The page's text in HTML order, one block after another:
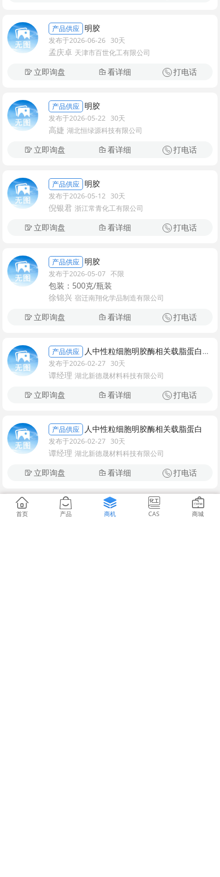
产品供应 明胶
发布于2026-06-26 30天
孟庆卓 天津市百世化工有限公司
立即询盘 看详细 打电话
产品供应 明胶
发布于2026-05-22 30天
高婕 湖北恒绿源科技有限公司
立即询盘 看详细 打电话
产品供应 明胶
发布于2026-05-12 30天
倪银君 浙江常青化工有限公司
立即询盘 看详细 打电话
产品供应 明胶
发布于2026-05-07 不限
包装：500克/瓶装
徐锦兴 宿迁南翔化学品制造有限公司
立即询盘 看详细 打电话
产品供应 人中性粒细胞明胶酶相关载脂蛋白抗体
发布于2026-02-27 30天
谭经理 湖北新德晟材料科技有限公司
立即询盘 看详细 打电话
产品供应 人中性粒细胞明胶酶相关载脂蛋白
发布于2026-02-27 30天
谭经理 湖北新德晟材料科技有限公司
立即询盘 看详细 打电话
产品供应 三氯氧磷贮罐、钢衬塑三氯氧磷...
发布于2026-08-09 30天
首页 产品 商机 CAS 商城